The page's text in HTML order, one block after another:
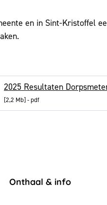
en in Sint-Kristoffel
2025 Resultaten
2,2 Mb pdf
Contact & openingsuren
Onthaal & info